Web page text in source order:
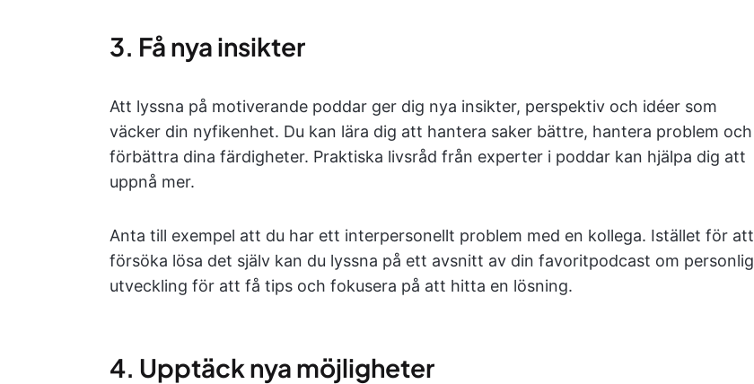
3. Få nya insikter
Att lyssna på motiverande poddar ger dig nya insikter, perspektiv och idéer som
väcker din nyfikenhet. Du kan lära dig att hantera saker bättre, hantera problem och
förbättra dina färdigheter. Praktiska livsråd från experter i poddar kan hjälpa dig att
uppnå mer.
Anta till exempel att du har ett interpersonellt problem med en kollega. Istället för att
försöka lösa det själv kan du lyssna på ett avsnitt av din favoritpodcast om personlig
utveckling för att få tips och fokusera på att hitta en lösning.
4. Upptäck nya möjligheter